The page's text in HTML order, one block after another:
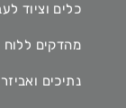
כלים וציוד
מהדקים ללוח
נתיכים